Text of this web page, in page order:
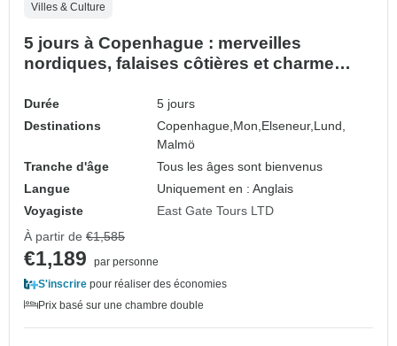
Villes & Culture
5 jours à Copenhague : merveilles
nordiques, falaises côtières et charme
Durée
5 jours
Destinations
Copenhague,Mon,Elseneur,Lund,
Malmö
Tranche d'âge
Tous les âges sont bienvenus
Langue
Uniquement en : Anglais
Voyagiste
East Gate Tours LTD
À partir de €1,585
€1,189
par personne
S'inscrire pour réaliser des économies
Prix basé sur une chambre double